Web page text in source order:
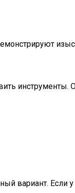
инструменты.
вариант. Если